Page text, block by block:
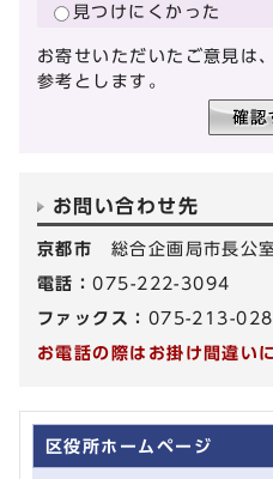
見つけにくかった
お寄せいただいたご意見は
参考とします。
お問い合わせ先
京都市 総合企画局市長公
電話：075-222-3094
ファックス： 075-213-
お電話の際はお掛け間違い
区役所ホームページ